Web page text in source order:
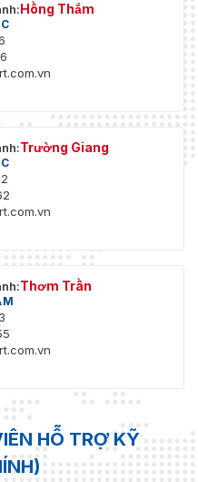
Hồng Thắm
Trường Giang
Thơm Trần
HỖ TRỢ KỸ